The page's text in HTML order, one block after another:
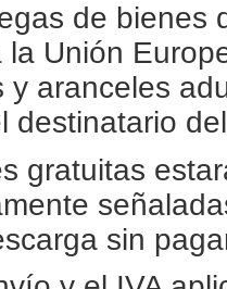
de bienes
Unión
y aranceles
destinatario
gratuitas
sin